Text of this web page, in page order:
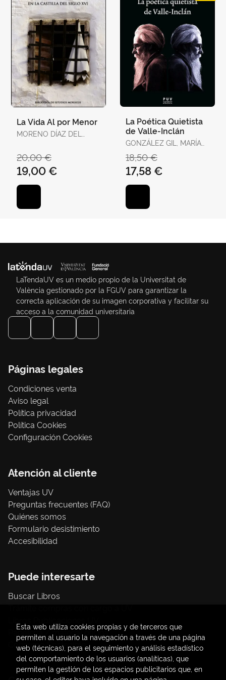
La Vida Al por Menor
MORENO DÍAZ DEL
20,00 €
19,00 €
La Poética Quietista
de Valle-Inclán
GONZÁLEZ GIL, MARÍA
18,50 €
17,58 €
LaTendaUV es un medio propio de la Universitat de
València gestionado por la FGUV para garantizar la
correcta aplicación de su imagen corporativa y facilitar su
acceso a la comunidad universitaria
Páginas legales
Condiciones venta
Aviso legal
Política privacidad
Política Cookies
Configuración Cookies
Atención al cliente
Ventajas UV
Preguntas frecuentes (FAQ)
Quiénes somos
Formulario desistimiento
Accesibilidad
Puede interesarte
Buscar Libros
Papelería / material oficina
Consumo Sostenible
Esta web utiliza cookies propias y de terceros que
permiten al usuario la navegación a través de una página
web (técnicas), para el seguimiento y análisis estadístico
del comportamiento de los usuarios (analíticas), que
permiten la gestión de los espacios publicitarios que, en